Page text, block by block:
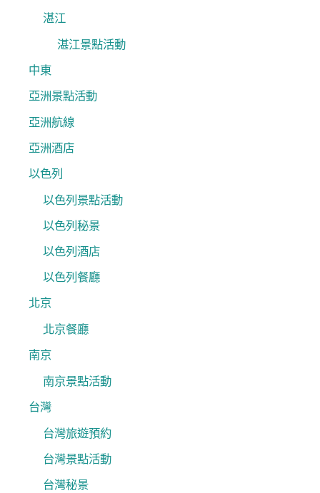
湛江
湛江景點活動
中東
亞洲景點活動
亞洲航線
亞洲酒店
以色列
以色列景點活動
以色列秘景
以色列酒店
以色列餐廳
北京
北京餐廳
南京
南京景點活動
台灣
台灣旅遊預約
台灣景點活動
台灣秘景